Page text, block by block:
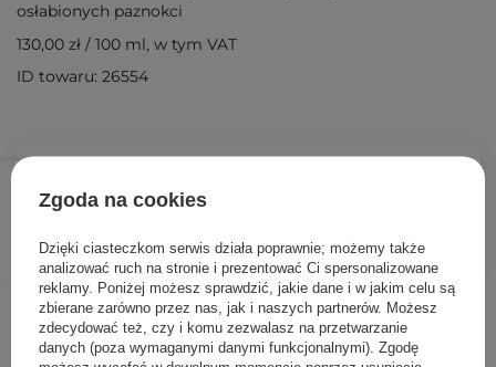
osłabionych paznokci
130,00 zł / 100 ml, w tym VAT
ID towaru: 26554
Inni klienci sprawdzali również
Zgoda na cookies
Dzięki ciasteczkom serwis działa poprawnie; możemy także
analizować ruch na stronie i prezentować Ci spersonalizowane
reklamy. Poniżej możesz sprawdzić, jakie dane i w jakim celu są
zbierane zarówno przez nas, jak i naszych partnerów. Możesz
zdecydować też, czy i komu zezwalasz na przetwarzanie
danych (poza wymaganymi danymi funkcjonalnymi). Zgodę